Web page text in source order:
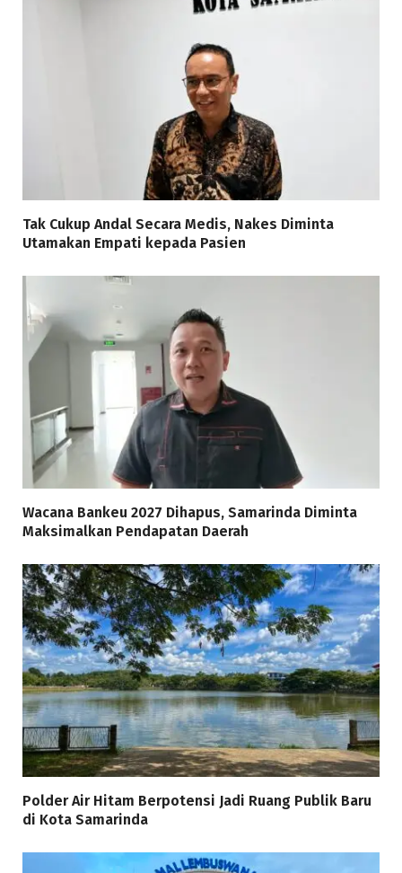
Tak Cukup Andal Secara Medis, Nakes Diminta
Utamakan Empati kepada Pasien
Wacana Bankeu 2027 Dihapus, Samarinda Diminta
Maksimalkan Pendapatan Daerah
Polder Air Hitam Berpotensi Jadi Ruang Publik Baru
di Kota Samarinda